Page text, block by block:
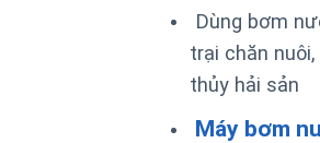
Dùng bơm
trại chăn
thủy hải sản
Máy bơm